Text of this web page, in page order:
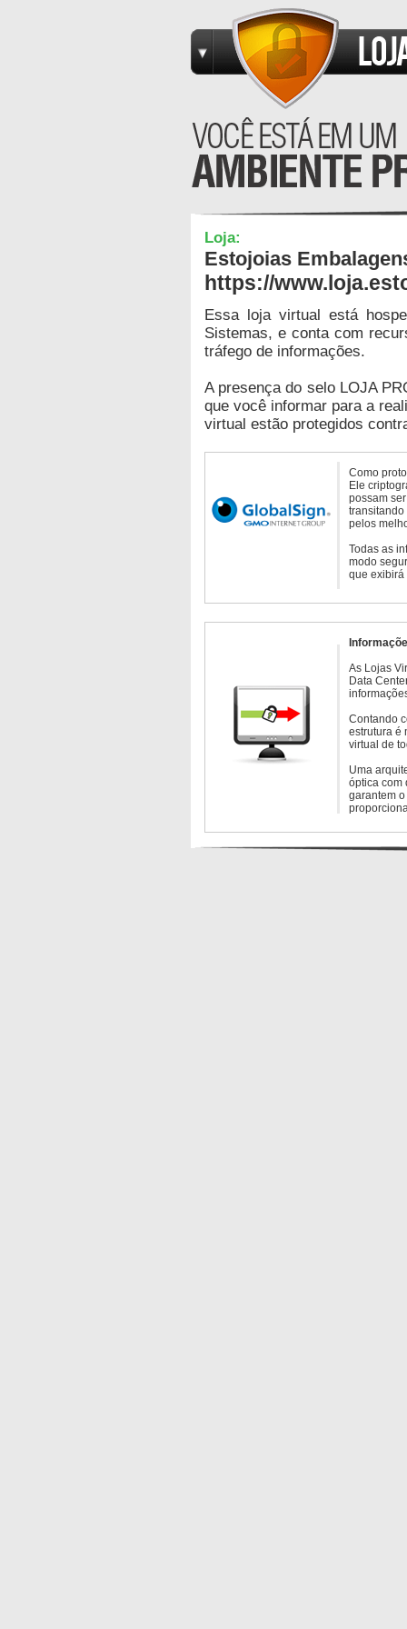
Loja:
Estojoias
https://
Essa loja virtual está
Sistemas, e conta com
tráfego de informações.
A presença do selo LOJA
que você informar para a
virtual estão protegidos
Como
Ele
possam
transitando
pelos
Todas as
modo
que exibirá
As Lojas
Data
Contando
estrutura é
virtual de
Uma
óptica com
garantem